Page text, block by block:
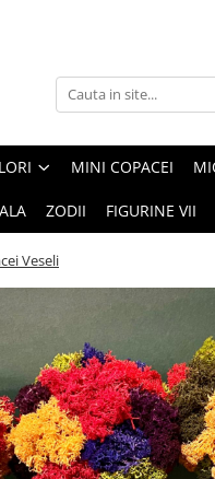
MINI COPACEI
ZODII FIGURINE VII
Veseli